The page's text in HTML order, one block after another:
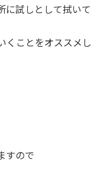
に試しとして拭いて
くことをオススメし
すので